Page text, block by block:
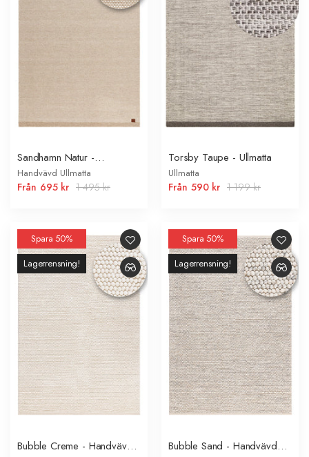
Sandhamn Natur -
Handvävd Ullmatta
Handvävd Ullmatta
Från 695 kr 1 495 kr
Torsby Taupe - Ullmatta
Ullmatta
Från 590 kr 1 199 kr
Spara 50%
Lagerrensning!
Bubble Creme - Handvävd
Spara 50%
Lagerrensning!
Bubble Sand - Handvävd